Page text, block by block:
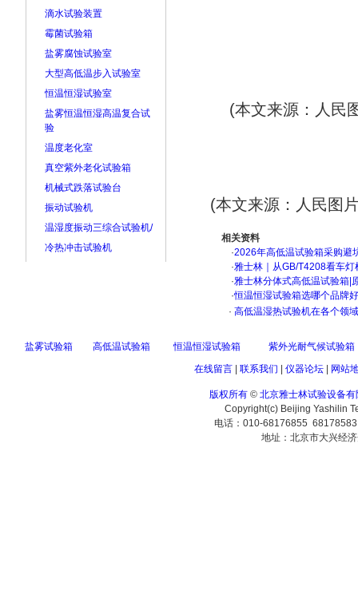
滴水试验装置
霉菌试验箱
盐雾腐蚀试验室
大型高低温步入试验室
恒温恒湿试验室
盐雾恒温恒湿高温复合试
验
温度老化室
真空紫外老化试验箱
机械式跌落试验台
振动试验机
温湿度振动三综合试验机/
冷热冲击试验机
(本文来源：人民
(本文来源：人民图
相关资料
·2026年高低温试验箱采购
·雅士林｜从GB/T4208看车
·雅士林分体式高低温试验箱|
·恒温恒湿试验箱选哪个品牌
· 高低温湿热试验机在各个领
盐雾试验箱 高低温试验箱 恒温恒湿试验箱
紫外光耐气候试验箱
在线留言| 联系我们 仪器论坛| 网站
版权所有 © 北京雅士林试验设备有
Copyright(c) Beijing Yashilin
电话：010-68176855
地址：北京市大兴经